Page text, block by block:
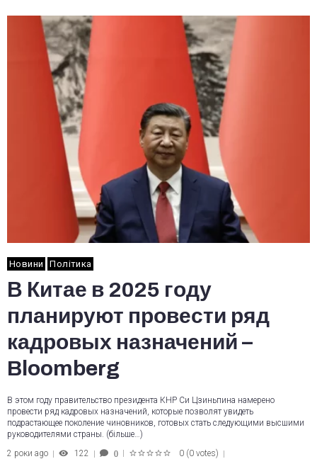
Новини Політика
В Китае в 2025 году
планируют провести ряд
кадровых назначений –
Bloomberg
В этом году правительство президента КНР Си Цзиньпина намерено
провести ряд кадровых назначений, которые позволят увидеть
подрастающее поколение чиновников, готовых стать следующими высшими
руководителями страны. (більше…)
2 роки ago
122 0 0 (0 votes)